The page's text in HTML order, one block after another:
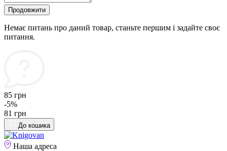
Продовжити
Немає питань про даний товар, станьте першим і задайте своє
питання.
85 грн
-5%
81 грн
До кошика
Наша адреса